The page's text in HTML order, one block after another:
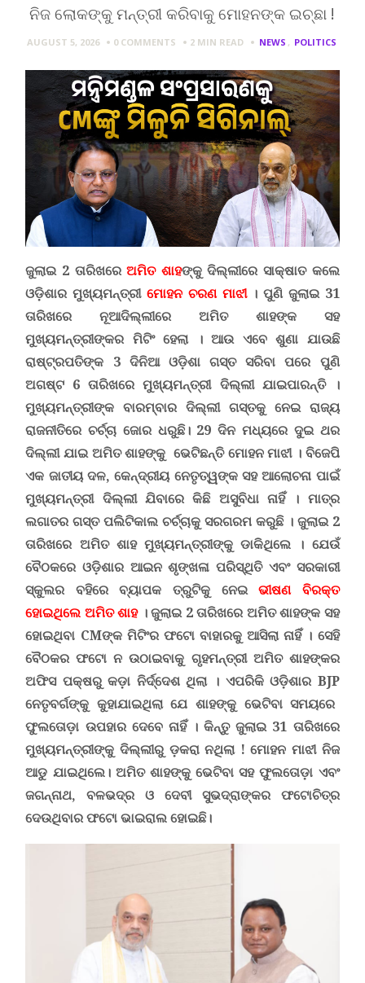
ନିଜ ଲୋକଙ୍କୁ ମନ୍ତ୍ରୀ କରିବାକୁ ମୋହନଙ୍କ ଇଚ୍ଛା !
AUGUST 5, 2026 0 COMMENTS 2 MIN READ NEWS , POLITICS
ଜୁଲାଇ 2 ତାରିଖରେଅମିତ ଶାହଙ୍କୁ ଦିଲ୍ଲୀରେ ସାକ୍ଷାତ କଲେ
ଓଡ଼ିଶାର ମୁଖ୍ୟମନ୍ତ୍ରୀ ମୋହନ ଚରଣ ମାଝୀ । ପୁଣି ଜୁଲାଇ 31
ତାରିଖରେ ନୂଆଦିଲ୍ଲୀରେ ଅମିତ ଶାହଙ୍କ ସହ
ମୁଖ୍ୟମନ୍ତ୍ରୀଙ୍କର ମିଟିଂ ହେଲା । ଆଉ ଏବେ ଶୁଣା ଯାଉଛି
ରାଷ୍ଟ୍ରପତିଙ୍କ 3 ଦିନିଆ ଓଡ଼ିଶା ଗସ୍ତ ସରିବା ପରେ ପୁଣି
ଅଗଷ୍ଟ 6 ତାରିଖରେ ମୁଖ୍ୟମନ୍ତ୍ରୀ ଦିଲ୍ଲୀ ଯାଇପାରନ୍ତି ।
ମୁଖ୍ୟମନ୍ତ୍ରୀଙ୍କ ବାରମ୍ବାର ଦିଲ୍ଲୀ ଗସ୍ତକୁ ନେଇ ରାଜ୍ୟ
ରାଜନୀତିରେ ଚର୍ଚ୍ଚା ଜୋର ଧରୁଛି। 29 ଦିନ ମଧ୍ୟରେ ଦୁଇ ଥର
ଦିଲ୍ଲୀ ଯାଇ ଅମିତ ଶାହଙ୍କୁ ଭେଟିଛନ୍ତି ମୋହନ ମାଝୀ । ବିଜେପି
ଏକ ଜାତୀୟ ଦଳ, କେନ୍ଦ୍ରୀୟ ନେତୃତ୍ୱଙ୍କ ସହ ଆଲୋଚନା ପାଇଁ
ମୁଖ୍ୟମନ୍ତ୍ରୀ ଦିଲ୍ଲୀ ଯିବାରେ କିଛି ଅସୁବିଧା ନାହିଁ । ମାତ୍ର
ଲଗାତର ଗସ୍ତ ପଲିଟିକାଲ ଚର୍ଚ୍ଚାକୁ ସରଗରମ କରୁଛି । ଜୁଲାଇ 2
ତାରିଖରେ ଅମିତ ଶାହ ମୁଖ୍ୟମନ୍ତ୍ରୀଙ୍କୁ ଡାକିଥିଲେ । ଯେଉଁ
ବୈଠକରେ ଓଡ଼ିଶାର ଆଇନ ଶୃଙ୍ଖଳା ପରିସ୍ଥିତି ଏବଂ ସରକାରୀ
ସ୍କୁଲର ବହିରେ ବ୍ୟାପକ ତ୍ରୁଟିକୁ ନେଇଭୀଷଣ ବିରକ୍ତ
ହୋଇଥିଲେ ଅମିତ ଶାହ । ଜୁଲାଇ 2 ତାରିଖରେ ଅମିତ ଶାହଙ୍କ ସହ
ହୋଇଥିବା CMଙ୍କମିଟିଂର ଫଟୋ ବାହାରକୁ ଆସିଲା ନାହିଁ । ସେହି
ବୈଠକର ଫଟୋ ନ ଉଠାଇବାକୁ ଗୃହମନ୍ତ୍ରୀ ଅମିତ ଶାହଙ୍କର
ଅଫିସ ପକ୍ଷରୁ କଡ଼ା ନିର୍ଦ୍ଦେଶ ଥିଲା । ଏପରିକି ଓଡ଼ିଶାର BJP
ନେତୃବର୍ଗଙ୍କୁ କୁହାଯାଇଥିଲା ଯେ ଶାହଙ୍କୁ ଭେଟିବା ସମୟରେ
ଫୁଲତୋଡ଼ା ଉପହାର ଦେବେ ନାହିଁ । କିନ୍ତୁ ଜୁଲାଇ 31 ତାରିଖରେ
ମୁଖ୍ୟମନ୍ତ୍ରୀଙ୍କୁ ଦିଲ୍ଲୀରୁ ଡ଼କରା ନଥିଲା! ମୋହନ ମାଝୀ ନିଜ
ଆଡୁ ଯାଇଥିଲେ। ଅମିତ ଶାହଙ୍କୁ ଭେଟିବା ସହ ଫୁଲତୋଡ଼ା ଏବଂ
ଜଗନ୍ନାଥ, ବଳଭଦ୍ର ଓ ଦେବୀ ସୁଭଦ୍ରାଙ୍କର ଫଟୋଚିତ୍ର
ଦେଉଥିବାର ଫଟୋ ଭାଇରାଲ ହୋଇଛି।